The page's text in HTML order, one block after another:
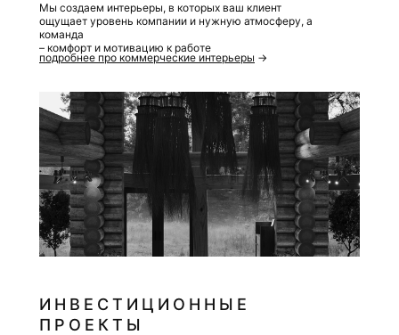
подробнее про коммерческие интерьеры →
Мы создаем интерьеры, в которых ваш клиент
ощущает уровень компании и нужную атмосферу, а
команда
– комфорт и мотивацию к работе
ИНВЕСТИЦИОННЫЕ
ПРОЕКТЫ